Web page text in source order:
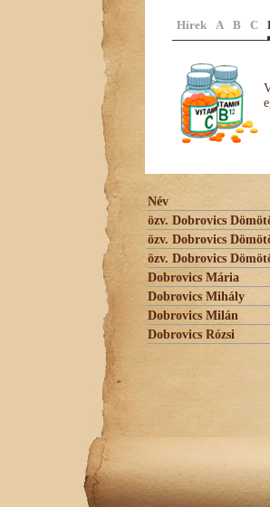
Hírek A B C
Név
özv. Dobrovics
özv. Dobrovics
özv. Dobrovics
Dobrovics Mária
Dobrovics Mihály
Dobrovics Milán
Dobrovics Rózsi